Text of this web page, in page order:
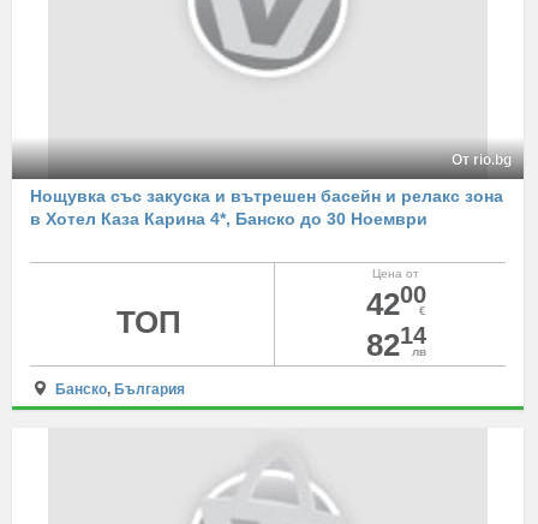
От rio.bg
Нощувка със закуска и вътрешен басейн и релакс зона
в Хотел Каза Карина 4*, Банско до 30 Ноември
Цена от
4200
€
8214
лв
ТОП
Банско, България